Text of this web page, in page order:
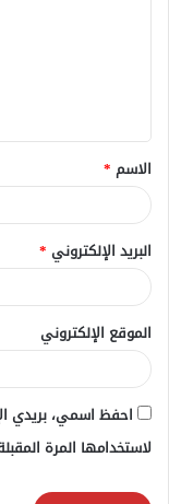
ق
*
الاسم *
البريد الإلكتروني *
الموقع الإلكتروني
احفظ اسمي، بريدي
لاستخدامها المرة